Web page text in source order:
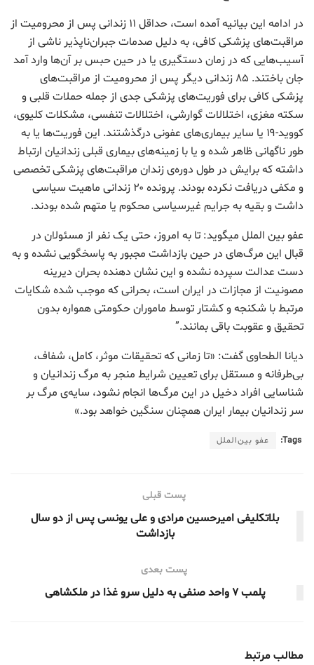
در ادامه این بیانیه آمده است، حداقل ۱۱ زندانی پس از محرومیت از
مراقبت‌های پزشکی کافی، به دلیل صدمات جبران‌ناپذیر ناشی از
آسیب‌هایی که در زمان دستگیری یا در حین حبس بر آن‌ها وارد آمد
جان باختند. ۸۵ زندانی دیگر پس از محرومیت از مراقبت‌های
پزشکی کافی برای فوریت‌های پزشکی جدی از جمله حملات قلبی و
سکته مغزی، اختلالات گوارشی، اختلالات تنفسی، مشکلات کلیوی،
کووید-۱۹ یا سایر بیماری‌های عفونی درگذشتند. این فوریت‌ها یا به
طور ناگهانی ظاهر شده و یا با زمینه‌های بیماری قبلی زندانیان ارتباط
داشته که برایش در طول دوره‌ی زندان مراقبت‌های پزشکی تخصصی
و مکفی دریافت نکرده‌ بودند. پرونده ۲۰ زندانی ماهیت سیاسی
داشت و بقیه به جرایم غیرسیاسی محکوم یا متهم شده بودند.
عفو بین الملل میگوید: تا به امروز، حتی یک نفر از مسئولان در
قبال این مرگ‌های در حین بازداشت مجبور به پاسخگویی نشده و به
دست عدالت سپرده نشده و این نشان دهنده بحران دیرینه
مصونیت از مجازات در ایران است، بحرانی که موجب شده شکایات
مرتبط با شکنجه و کشتار توسط ماموران حکومتی همواره بدون
تحقیق و عقوبت باقی بمانند.”
دیانا الطحاوی گفت: «تا زمانی که تحقیقات موثر، کامل، شفاف،
بی‌طرفانه و مستقل برای تعیین شرایط منجر به مرگ زندانیان و
شناسایی افراد دخیل در این مرگ‌ها انجام نشود، سایه‌ی مرگ بر
سر زندانیان بیمار ایران همچنان سنگین خواهد بود.»
Tags: عفو بین‌الملل
پست قبلی
بلاتکلیفی امیرحسین مرادی و علی یونسی پس از دو سال
بازداشت
پست بعدی
پلمب ۷ واحد صنفی به دلیل سرو غذا در ملکشاهی
مطالب مرتبط